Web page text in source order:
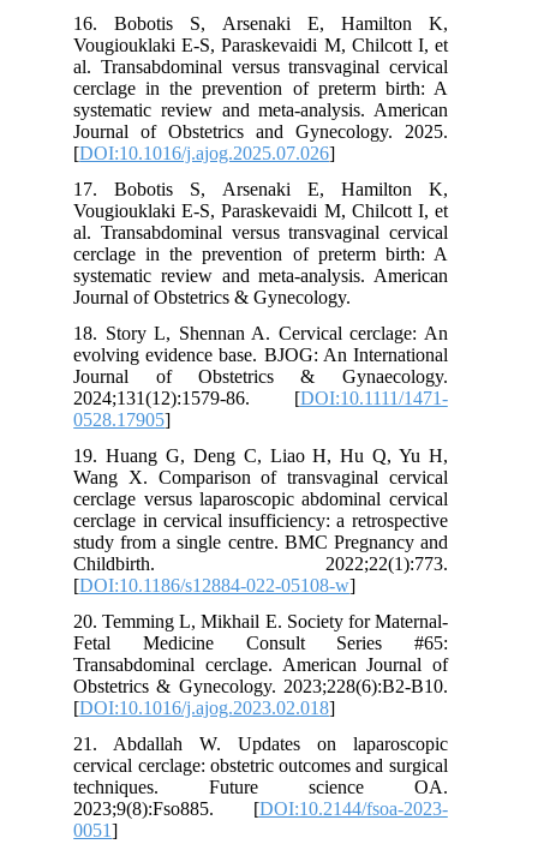
16. Bobotis S, Arsenaki E, Hamilton K,
Vougiouklaki E-S, Paraskevaidi M, Chilcott I, et
al. Transabdominal versus transvaginal cervical
cerclage in the prevention of preterm birth: A
systematic review and meta-analysis. American
Journal of Obstetrics and Gynecology. 2025.
[DOI:10.1016/j.ajog.2025.07.026
17. Bobotis S, Arsenaki E, Hamilton K,
Vougiouklaki E-S, Paraskevaidi M, Chilcott I, et
al. Transabdominal versus transvaginal cervical
cerclage in the prevention of preterm birth: A
systematic review and meta-analysis. American
Journal of Obstetrics & Gynecology.
18. Story L, Shennan A. Cervical cerclage: An
evolving evidence base. BJOG: An International
Journal of Obstetrics & Gynaecology.
2024;131(12):1579-86. [DOI:10.1111/1471-
0528.17905
19. Huang G, Deng C, Liao H, Hu Q, Yu H,
Wang X. Comparison of transvaginal cervical
cerclage versus laparoscopic abdominal cervical
cerclage in cervical insufficiency: a retrospective
study from a single centre. BMC Pregnancy and
Childbirth. 2022;22(1):773.
[DOI:10.1186/s12884-022-05108-w
20. Temming L, Mikhail E. Society for Maternal-
Fetal Medicine Consult Series #65:
Transabdominal cerclage. American Journal of
Obstetrics & Gynecology. 2023;228(6):B2-B10.
[DOI:10.1016/j.ajog.2023.02.018
21. Abdallah W. Updates on laparoscopic
cervical cerclage: obstetric outcomes and surgical
techniques. Future science OA.
2023;9(8):Fso885. [DOI:10.2144/fsoa-2023-
0051